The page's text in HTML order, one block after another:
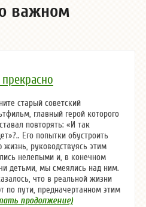
важном
старый советский
главный герой которого
повторять: «И так
Его попытки обустроить
жизнь, руководствуясь этим
нелепыми и, в конечном
детьми, мы смеялись над ним.
что в реальной жизни
по пути, предначертанном этим
продолжение)